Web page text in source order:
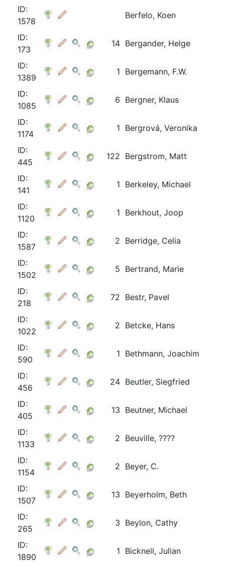
ID:
1578
Berfelo, Koen
ID:
173
14 Bergander, Helge
ID:
1389
1 Bergemann, F.W.
ID:
1085
6 Bergner, Klaus
ID:
1174
1 Bergrová, Veronika
ID:
445
122 Bergstrom, Matt
ID:
141
1 Berkeley, Michael
ID:
1120
1 Berkhout, Joop
ID:
1587
2 Berridge, Celia
ID:
1502
5 Bertrand, Marie
ID:
218
72 Bestr, Pavel
ID:
1022
2 Betcke, Hans
ID:
590
1 Bethmann, Joachim
ID:
456
24 Beutler, Siegfried
ID:
405
13 Beutner, Michael
ID:
1133
2 Beuville, ????
ID:
1154
2 Beyer, C.
ID:
1507
13 Beyerholm, Beth
ID:
265
3 Beylon, Cathy
ID:
1890
1 Bicknell, Julian